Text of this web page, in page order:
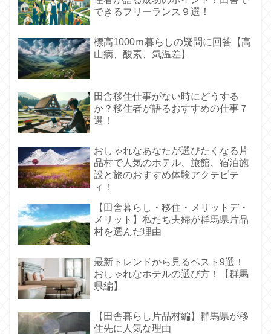
できるフリーランス９選！
標高1000ｍ暮らしの疑問に回答【高
山病、酸素、気温差】
田舎移住仕事がない時にどうする
か？移住者が語るおすすめの仕事７
選！
おしゃれなあなたが選びたくなる片
品村で人気のホテル、旅館、宿泊施
設と旅のおすすめ体験アクテビテ
ィ！
【田舎暮らし・移住・メリットデ・
メリット】私たち夫婦が群馬県片品
村を選んだ理由
最新トレンドから見るベスト9選！
おしゃれなホテルの選び方！【群馬
県編】
【田舎暮らし片品村編】群馬県が移
住先に人気な理由